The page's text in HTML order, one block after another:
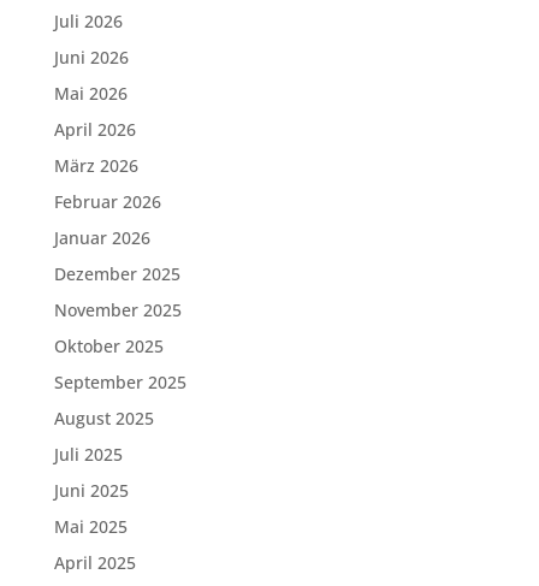
Juli 2026
Juni 2026
Mai 2026
April 2026
März 2026
Februar 2026
Januar 2026
Dezember 2025
November 2025
Oktober 2025
September 2025
August 2025
Juli 2025
Juni 2025
Mai 2025
April 2025